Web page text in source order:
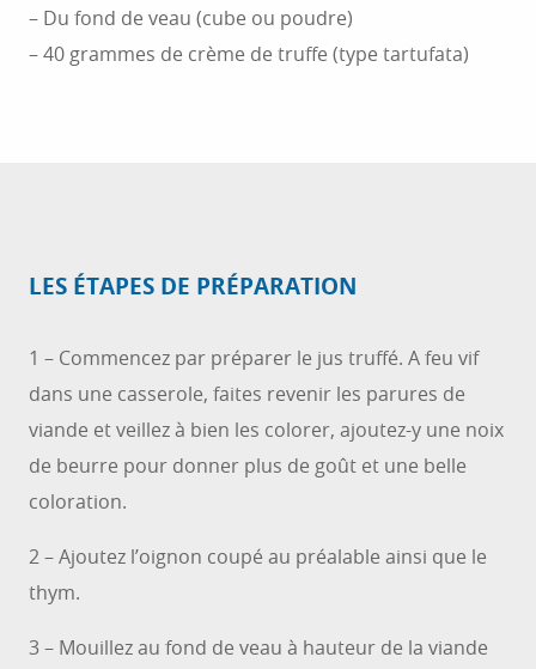
– Du fond de veau (cube ou poudre)
– 40 grammes de crème de truffe (type tartufata)
LES ÉTAPES DE PRÉPARATION
1 – Commencez par préparer le jus truffé. A feu vif
dans une casserole, faites revenir les parures de
viande et veillez à bien les colorer, ajoutez-y une noix
de beurre pour donner plus de goût et une belle
coloration.
2 – Ajoutez l’oignon coupé au préalable ainsi que le
thym.
3 – Mouillez au fond de veau à hauteur de la viande